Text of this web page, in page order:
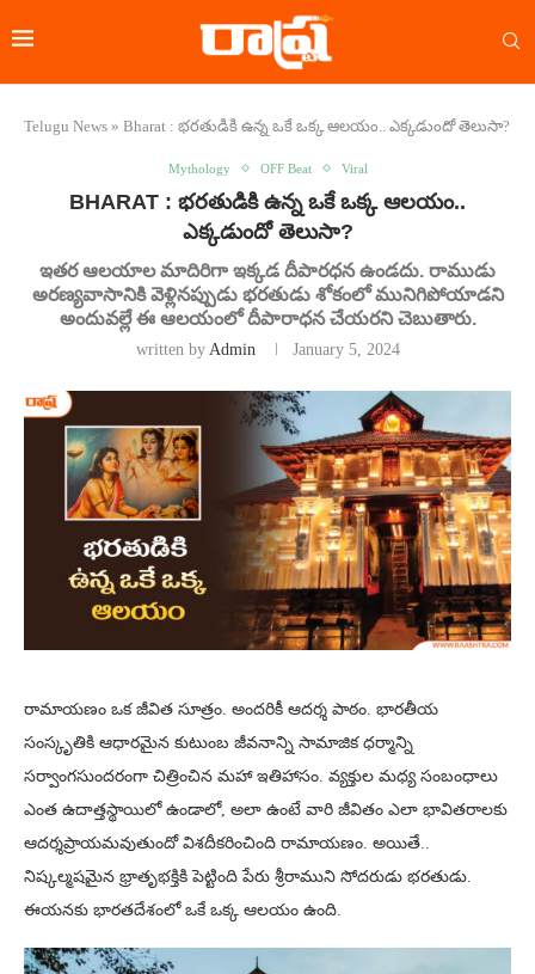
Telugu News » Bharat : భరతుడికి ఉన్న ఒకే ఒక్క ఆలయం.. ఎక్కడుందో తెలుసా?
Mythology OFF Beat Viral
BHARAT : భరతుడికి ఉన్న ఒకే ఒక్క ఆలయం..
ఎక్కడుందో తెలుసా?
ఇతర ఆలయాల మాదిరిగా ఇక్కడ దీపారధన ఉండదు. రాముడు
అరణ్యవాసానికి వెళ్లినప్పుడు భరతుడు శోకంలో మునిగిపోయాడని
అందువల్లే ఈ ఆలయంలో దీపారాధన చేయరని చెబుతారు.
written by Admin January 5, 2024
రామాయణం ఒక జీవిత సూత్రం. అందరికీ ఆదర్శ పాఠం. భారతీయ
సంస్కృతికి ఆధారమైన కుటుంబ జీవనాన్ని సామాజిక ధర్మాన్ని
సర్వాంగసుందరంగా చిత్రించిన మహా ఇతిహాసం. వ్యక్తుల మధ్య సంబంధాలు
ఎంత ఉదాత్తస్థాయిలో ఉండాలో, అలా ఉంటే వారి జీవితం ఎలా భావితరాలకు
ఆదర్శప్రాయమవుతుందో విశదీకరించింది రామాయణం. అయితే..
నిష్కల్మషమైన భ్రాతృభక్తికి పెట్టింది పేరు శ్రీరాముని సోదరుడు భరతుడు.
ఈయనకు భారతదేశంలో ఒకే ఒక్క ఆలయం ఉంది.